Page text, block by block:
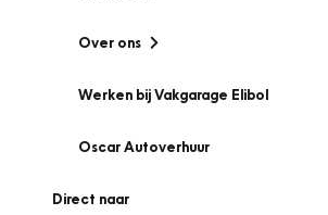
Over ons
Werken bij Vakgarage Elibol
Oscar Autoverhuur
Direct naar